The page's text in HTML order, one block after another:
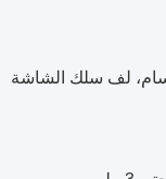
لف سلك الشاشة